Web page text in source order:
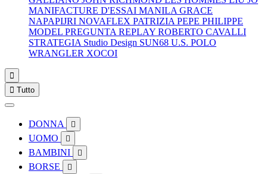
MANIFACTURE D'ESSAI MANILA GRACE
NAPAPIJRI NOVAFLEX PATRIZIA PEPE PHILIPPE
MODEL PREGUNTA REPLAY ROBERTO CAVALLI
STRATEGIA Studio Design SUN68 U.S. POLO
WRANGLER XOCOI

 Tutto
DONNA 
UOMO 
BAMBINI 
BORSE 